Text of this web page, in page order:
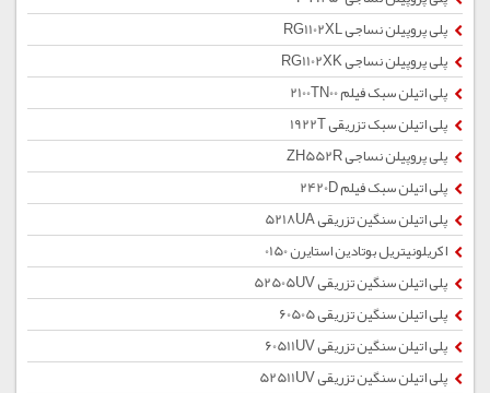
پلی پروپیلن نساجی RG1102XL
پلی پروپیلن نساجی RG1102XK
پلی اتیلن سبک فیلم 2100TN00
پلی اتیلن سبک تزریقی 1922T
پلی پروپیلن نساجی ZH552R
پلی اتیلن سبک فیلم 2420D
پلی اتیلن سنگین تزریقی 5218UA
اکریلونیتریل بوتادین استایرن 0150
پلی اتیلن سنگین تزریقی 52505UV
پلی اتیلن سنگین تزریقی 60505
پلی اتیلن سنگین تزریقی 60511UV
پلی اتیلن سنگین تزریقی 52511UV